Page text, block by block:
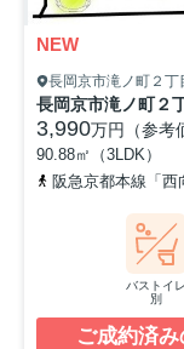
NEW
長岡京市滝ノ町２丁
長岡京市滝ノ町２
3,990万円（参考
90.88㎡（3LDK）
阪急京都本線「西
バストイレ
別
ご成約済